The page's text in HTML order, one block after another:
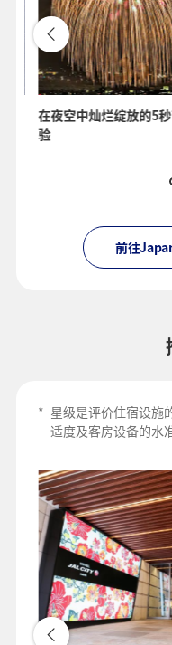
在夜空中灿烂绽放的5
验
前往
* 星级是评价住宿设施
适度及客房设备的水